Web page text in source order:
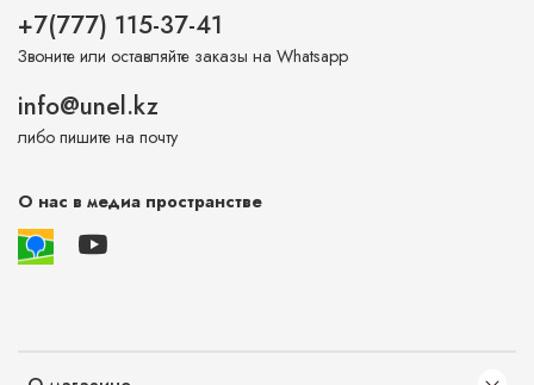
+7(777) 115-37-41
Звоните или оставляйте заказы на Whatsapp
info@unel.kz
либо пишите на почту
О нас в медиа пространстве